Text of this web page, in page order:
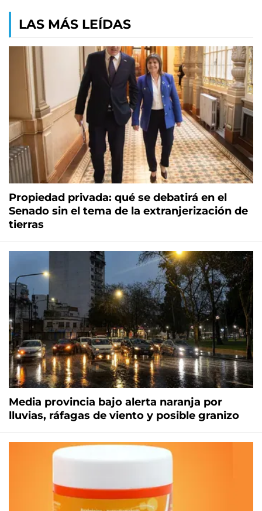
LAS MÁS LEÍDAS
Propiedad privada: qué se debatirá en el
Senado sin el tema de la extranjerización de
tierras
Media provincia bajo alerta naranja por
lluvias, ráfagas de viento y posible granizo